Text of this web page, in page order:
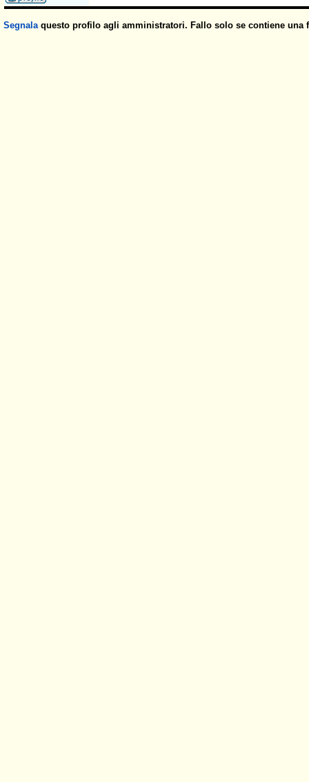
Segnalaquesto profilo agli amministratori. Fallo solo se contiene una